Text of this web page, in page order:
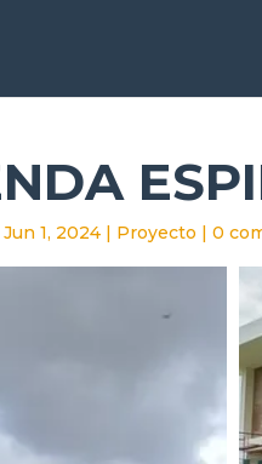
Jun 1, 2024 | Proyecto | 0